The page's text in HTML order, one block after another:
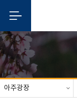
아주광장